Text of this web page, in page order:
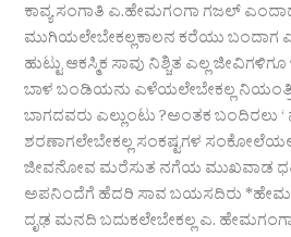
ಕಾವ್ಯ ಸಂಗಾತಿ ಎ.ಹೇಮಗಂಗಾ ಗಜಲ್
ಮುಗಿಯಲೇಬೇಕಲ್ಲಕಾಲನ ಕರೆ‌ಯು ಬಂದಾಗ
ಹುಟ್ಟು ಆಕಸ್ಮಿಕ ಸಾವು ನಿಶ್ಚಿತ ಎಲ್ಲ
ಬಾಳ ಬಂಡಿಯನು ಎಳೆಯಲೇಬೇಕಲ್ಲ
ಬಾಗದವರು ಎಲ್ಲುಂಟು ?ಅಂತಕ ಬಂದಿರಲು ‘
ಶರಣಾಗಲೇಬೇಕಲ್ಲ ಸಂಕಷ್ಟಗಳ
ಜೀವನೋವ ಮರೆಸುತ ನಗೆಯ ಮುಖವಾಡ
ಅಪನಿಂದೆಗೆ ಹೆದರಿ ಸಾವ ಬಯಸದಿರು
ದೃಢ ಮನದಿ ಬದುಕಲೇಬೇಕಲ್ಲ ಎ.